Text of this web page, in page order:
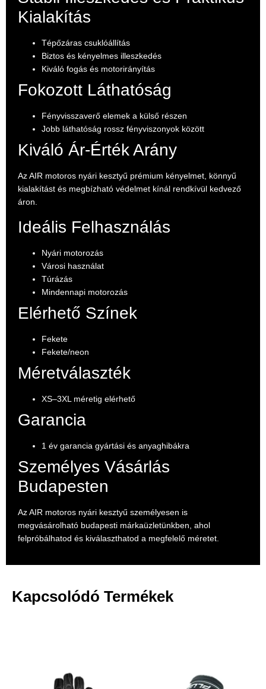
Kialakítás
Tépőzáras csuklóállítás
Biztos és kényelmes illeszkedés
Kiváló fogás és motorirányítás
Fokozott Láthatóság
Fényvisszaverő elemek a külső részen
Jobb láthatóság rossz fényviszonyok között
Kiváló Ár-Érték Arány
Az AIR motoros nyári kesztyű prémium kényelmet, könnyű
kialakítást és megbízható védelmet kínál rendkívül kedvező
áron.
Ideális Felhasználás
Nyári motorozás
Városi használat
Túrázás
Mindennapi motorozás
Elérhető Színek
Fekete
Fekete/neon
Méretválaszték
XS–3XL méretig elérhető
Garancia
1 év garancia gyártási és anyaghibákra
Személyes Vásárlás
Budapesten
Az AIR motoros nyári kesztyű személyesen is
megvásárolható budapesti márkaüzletünkben, ahol
felpróbálhatod és kiválaszthatod a megfelelő méretet.
Kapcsolódó Termékek